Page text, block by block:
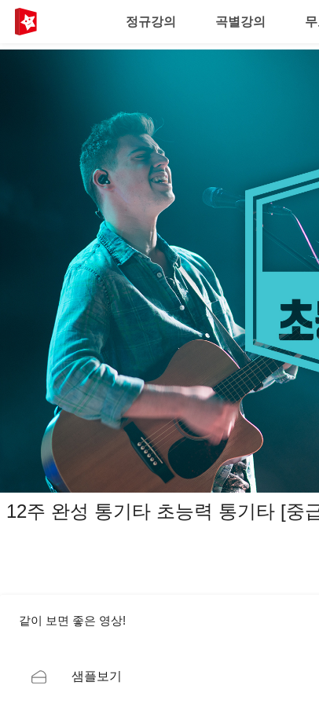
정규강의 곡별강의
12주 완성 통기타 초능력 통기타 [중
같이 보면 좋은 영상!
샘플보기